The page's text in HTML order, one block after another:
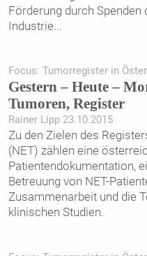
Förderung durch
Industrie...
Focus: Tumorregister in
Gestern – Heute –
Tumoren, Register
Rainer Lipp 23.10.2015
Zu den Zielen des
(NET) zählen eine
Patientendokumentation,
Betreuung von NET-
Zusammenarbeit und die
klinischen Studien.